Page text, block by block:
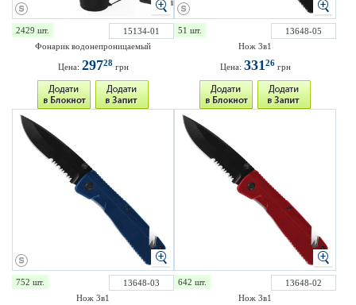
2429 шт.
15134-01
Фонарик водонепроницаемый
Цена: 29728грн
51 шт.
13648-05
Нож 3в1
Цена: 33126грн
752 шт.
13648-03
Нож 3в1
642 шт.
13648-02
Нож 3в1